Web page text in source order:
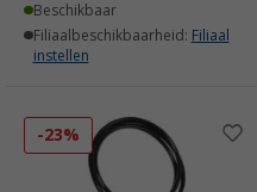
Beschikbaar
Filiaalbeschikbaarheid: Filiaal
instellen
-23%